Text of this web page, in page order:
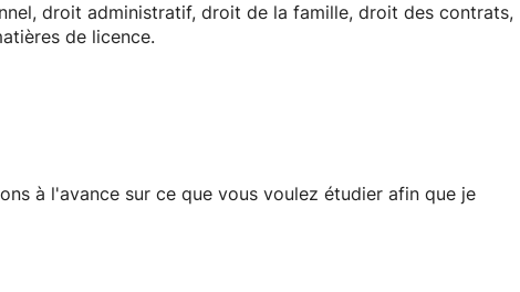
droit administratif, droit de la famille, droit des contrats,
de licence.
de droit qui seraient restés obscurs et de venir mieux
qui m'aurait été envoyé à l'avance. Ayant effectué une
peux également apporter mon aide sur des devoirs à
des matières dispensées en anglais.
selon les besoins.
à l'avance sur ce que vous voulez étudier afin que je